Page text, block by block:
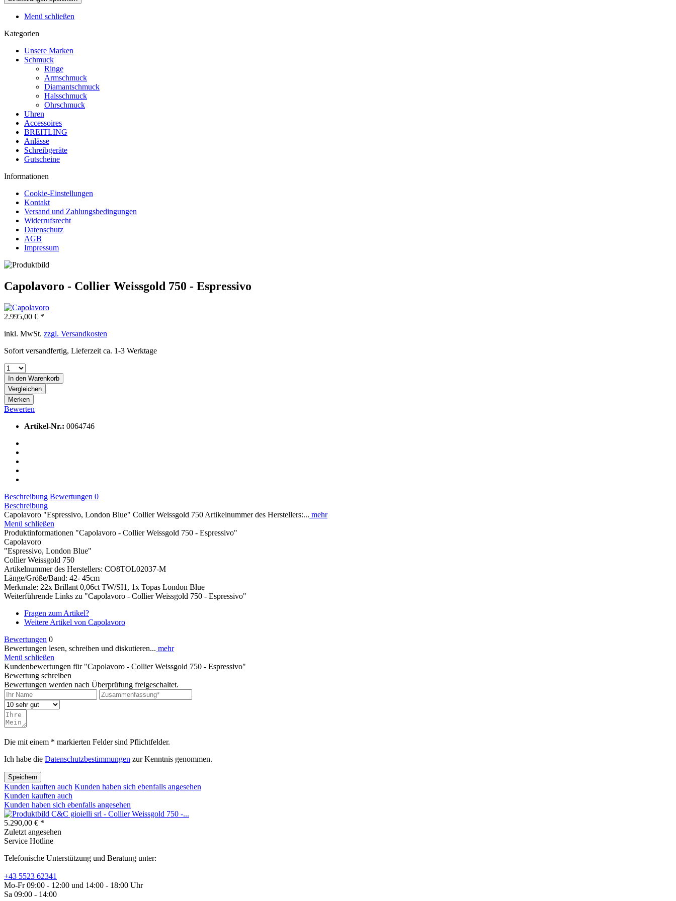
Menü schließen
Kategorien
Unsere Marken
Schmuck
Ringe
Armschmuck
Diamantschmuck
Halsschmuck
Ohrschmuck
Uhren
Accessoires
BREITLING
Anlässe
Schreibgeräte
Gutscheine
Informationen
Cookie-Einstellungen
Kontakt
Versand und Zahlungsbedingungen
Widerrufsrecht
Datenschutz
AGB
Impressum
Capolavoro - Collier Weissgold 750 - Espressivo
2.995,00 € *
inkl. MwSt. zzgl. Versandkosten
Sofort versandfertig, Lieferzeit ca. 1-3 Werktage
In den Warenkorb
Vergleichen
Merken
Bewerten
Artikel-Nr.: 0064746
Beschreibung Bewertungen 0
Beschreibung
Capolavoro "Espressivo, London Blue" Collier Weissgold 750 Artikelnummer des Herstellers:... mehr
Menü schließen
Produktinformationen "Capolavoro - Collier Weissgold 750 - Espressivo"
Capolavoro
"Espressivo, London Blue"
Collier Weissgold 750
Artikelnummer des Herstellers: CO8TOL02037-M
Länge/Größe/Band: 42- 45cm
Merkmale: 22x Brillant 0,06ct TW/SI1, 1x Topas London Blue
Weiterführende Links zu "Capolavoro - Collier Weissgold 750 - Espressivo"
Fragen zum Artikel?
Weitere Artikel von Capolavoro
Bewertungen 0
Bewertungen lesen, schreiben und diskutieren... mehr
Menü schließen
Kundenbewertungen für "Capolavoro - Collier Weissgold 750 - Espressivo"
Bewertung schreiben
Bewertungen werden nach Überprüfung freigeschaltet.
Die mit einem * markierten Felder sind Pflichtfelder.
Ich habe die Datenschutzbestimmungen zur Kenntnis genommen.
Speichern
Kunden kauften auch Kunden haben sich ebenfalls angesehen
Kunden kauften auch
Kunden haben sich ebenfalls angesehen
C&C gioielli srl - Collier Weissgold 750 -...
5.290,00 € *
Zuletzt angesehen
Service Hotline
Telefonische Unterstützung und Beratung unter:
+43 5523 62341
Mo-Fr 09:00 - 12:00 und 14:00 - 18:00 Uhr
Sa 09:00 - 14:00